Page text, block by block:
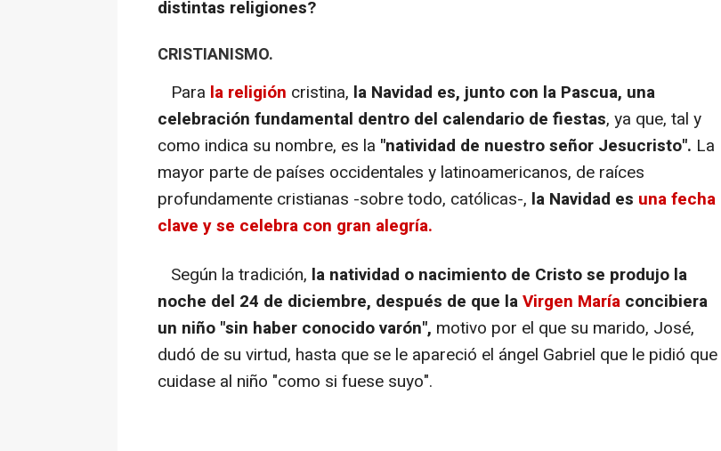
distintas religiones?
CRISTIANISMO.
Para la religión cristina, la Navidad es, junto con la Pascua, una
celebración fundamental dentro del calendario de fiestas, ya que, tal y
como indica su nombre, es la "natividad de nuestro señor Jesucristo". La
mayor parte de países occidentales y latinoamericanos, de raíces
profundamente cristianas -sobre todo, católicas-, la Navidad es una fecha
clave y se celebra con gran alegría.
Según la tradición, la natividad o nacimiento de Cristo se produjo la
noche del 24 de diciembre, después de que laVirgen María concibiera
un niño "sin haber conocido varón", motivo por el que su marido, José,
dudó de su virtud, hasta que se le apareció el ángel Gabriel que le pidió que
cuidase al niño "como si fuese suyo".